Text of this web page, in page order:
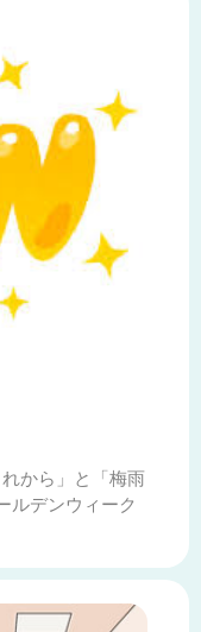
から」と「梅雨
ルデンウィーク